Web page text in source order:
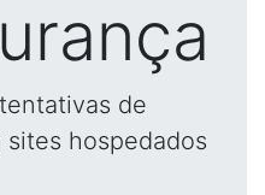
de
hospedados